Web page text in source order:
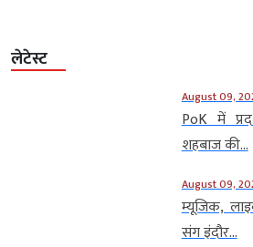
लेटेस्ट
August 09,
PoK में
शहबाज की...
August 09,
म्यूजिक,
संग इंदौर...